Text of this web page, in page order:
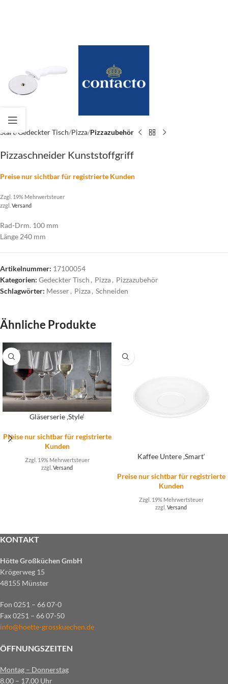
Start Gedeckter Tisch Pizza Pizzazubehör
Pizzaschneider Kunststoffgriff
Preise nur sichtbar für registrierte Kunden
Zzgl. 19% Mehrwertsteuer
zzgl. Versand
Rad-Drm. 100 mm
Länge 240 mm
Artikelnummer: 17100054
Kategorien: Gedeckter Tisch , Pizza, Pizzazubehör
Schlagwörter: Messer, Pizza, Schneiden
Ähnliche Produkte
Gläserserie ‚Style‘
Preise nur sichtbar für registrierte
Kunden
Zzgl. 19% Mehrwertsteuer
zzgl. Versand
Kaffee Untere ‚Smart‘
Preise nur sichtbar für registrierte
Kunden
Zzgl. 19% Mehrwertsteuer
zzgl. Versand
KONTAKT
Hötte Großküchen GmbH
Krögerweg 15
48155 Münster
Fon 0251 – 66 07-0
Fax 0251 – 66 07-50
info@hoette-grosskuechen.de
ÖFFNUNGSZEITEN
Montag – Donnerstag
8.00 – 17.00 Uhr